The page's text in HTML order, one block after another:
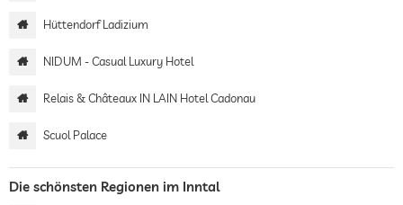
Hüttendorf Ladizium
NIDUM - Casual Luxury Hotel
Relais & Châteaux IN LAIN Hotel Cadonau
Scuol Palace
Die schönsten Regionen im Inntal